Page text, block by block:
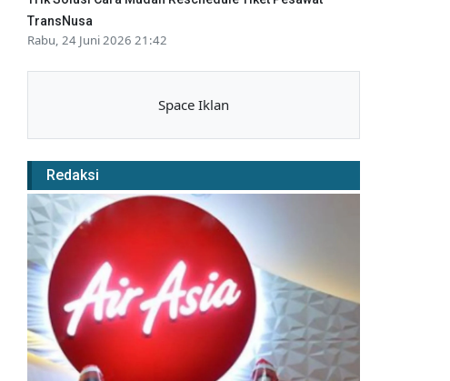
TransNusa
Rabu, 24 Juni 2026 21:42
Space Iklan
Redaksi